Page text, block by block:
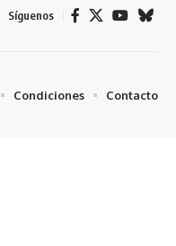
Síguenos
Condiciones Contacto